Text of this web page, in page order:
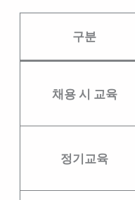
구분
채용 시 교육
정기교육